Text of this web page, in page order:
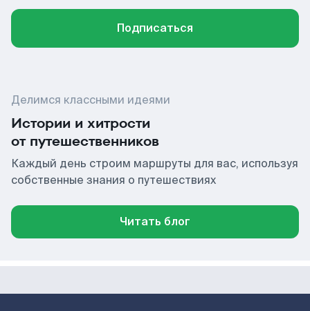
Подписаться
Делимся классными идеями
Истории и хитрости
от путешественников
Каждый день строим маршруты для вас, используя
собственные знания о путешествиях
Читать блог